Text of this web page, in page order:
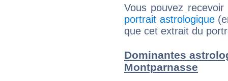
Vous pouvez
portrait astrologique
que cet extrait du
Dominantes
Montparnasse